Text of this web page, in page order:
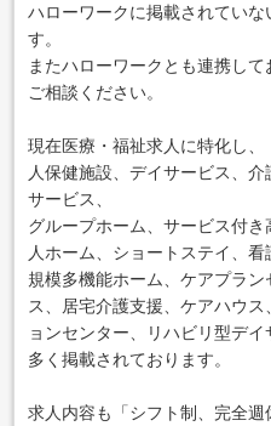
ハローワークに掲載されてい
す。
またハローワークとも連携し
ご相談ください。
現在医療・福祉求人に特化し
人保健施設、デイサービス、
サービス、
グループホーム、サービス付
人ホーム、ショートステイ、
規模多機能ホーム、ケアプラ
ス、居宅介護支援、ケアハウ
ョンセンター、リハビリ型デ
多く掲載されております。
求人内容も「シフト制、完全週